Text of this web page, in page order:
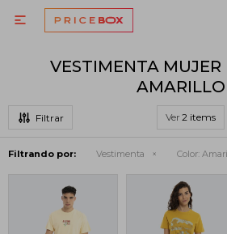

VESTIMENTA MUJER
AMARILLO
Ver
Filtrando por: Vestimenta Color: